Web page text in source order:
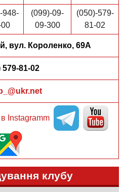
948-
(099)-09-
09-300
(050)-579-
81-02
вул. Короленко, 69А
579-81-02
клубу